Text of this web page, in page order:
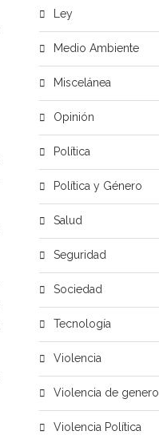
Ley
Medio Ambiente
Miscelánea
Opinión
Política
Política y Género
Salud
Seguridad
Sociedad
Tecnología
Violencia
Violencia de genero
Violencia Política